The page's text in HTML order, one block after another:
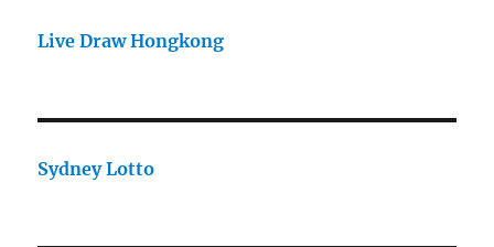
Live Draw Hongkong
Sydney Lotto